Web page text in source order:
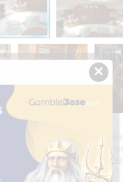
von einem Nutzer
für den Inhalt des
nach §2(3) unserer AGB
×